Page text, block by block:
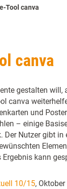
Tool canva
canva
gestalten
canva
und
– einige
Der Nutzer gibt
Ergebnis kann
10/15,